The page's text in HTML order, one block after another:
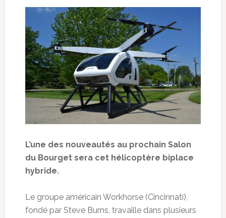
L’une des nouveautés au prochain Salon
du Bourget sera cet hélicoptère biplace
hybride.
Le groupe américain Workhorse (Cincinnati),
fondé par Steve Burns, travaille dans plusieurs